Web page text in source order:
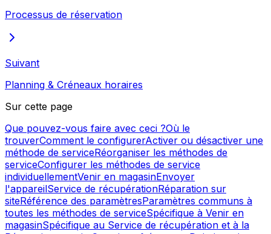
Processus de réservation
Suivant
Planning & Créneaux horaires
Sur cette page
Que pouvez-vous faire avec ceci ?Où le
trouverComment le configurerActiver ou désactiver une
méthode de serviceRéorganiser les méthodes de
serviceConfigurer les méthodes de service
individuellementVenir en magasinEnvoyer
l'appareilService de récupérationRéparation sur
siteRéférence des paramètresParamètres communs à
toutes les méthodes de serviceSpécifique à Venir en
magasinSpécifique au Service de récupération et à la